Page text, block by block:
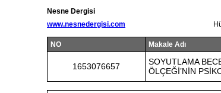
Nesne Dergisi
www.nesnedergisi.com
NO Makale Adı
1653076657
SOYUTLAMA
ÖLÇEĞİ’NİN